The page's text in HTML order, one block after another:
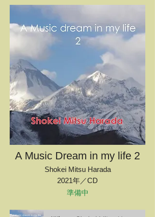
A Music Dream in my life 2
Shokei Mitsu Harada
2021年／CD
準備中